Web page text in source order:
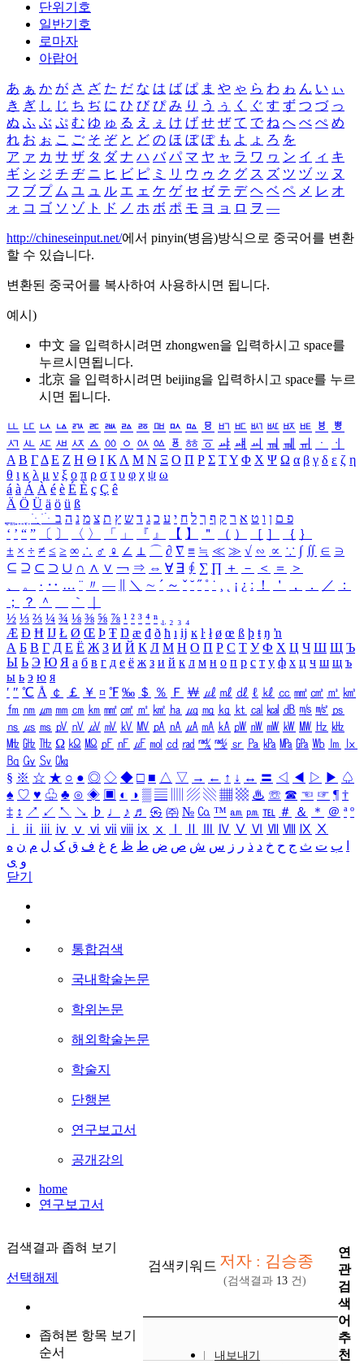
단위기호
일반기호
로마자
아랍어
あ ぁ か が さ ざ た だ な は ば ぱ ま や ゃ ら わ ゎ ん い ぃ
き ぎ し じ ち ぢ に ひ び ぴ み り う ぅ く ぐ す ず つ づ っ
ぬ ふ ぶ ぷ む ゆ ゅ る え ぇ け げ せ ぜ て で ね へ べ ぺ め
れ お ぉ こ ご そ ぞ と ど の ほ ぼ ぽ も よ ょ ろ を
ア ァ カ サ ザ タ ダ ナ ハ バ パ マ ヤ ャ ラ ワ ヮ ン イ ィ キ
ギ シ ジ チ ヂ ニ ヒ ビ ピ ミ リ ウ ゥ ク グ ス ズ ツ ヅ ッ ヌ
フ ブ プ ム ユ ュ ル エ ェ ケ ゲ セ ゼ テ デ ヘ ベ ペ メ レ オ
ォ コ ゴ ソ ゾ ト ド ノ ホ ボ ポ モ ヨ ョ ロ ヲ ―
http://chineseinput.net/에서 pinyin(병음)방식으로 중국어를 변환
할 수 있습니다.
변환된 중국어를 복사하여 사용하시면 됩니다.
예시)
中文 을 입력하시려면 zhongwen을 입력하시고 space를
누르시면됩니다.
北京 을 입력하시려면 beijing을 입력하시고 space를 누르
시면 됩니다.
ㅥ ㅦ ㅧ ㅨ ㅩ ㅪ ㅫ ㅬ ㅭ ㅮ ㅯ ㅰ ㅱ ㅲ ㅳ ㅴ ㅵ ㅶ ㅷ ㅸ
ㅹ
ㅺ ㅻ ㅼ ㅽ ㅾ ㅿ ㆀ ㆁ ㆂ ㆃ ㆄ ㆅ ㆆ ㆇ ㆈ ㆉ ㆊ ㆋ ㆌ ㆍ
ㆎ
Α Β ΓΔ Ε Ζ Η Θ Ι ΚΛ Μ Ν Ξ Ο Π Ρ Σ ΤΥ Φ Χ Ψ Ω α β γ δ ε ζ η
θ ι κ λ μ ν ξ ο π ρ σ τ υ φ χ ψ ω
á à Á À é è É È ç Ç ê
Ä Ö Ü ä ö ü ß
ִֶֹ ֻּ ׁׂ פ ם ן ו ט א ר ק ף ך ל ח י ע כ ג ד ש ץ ת צ מ נ ה ב
‘ ’ “ ” 〔 〕 〈 〉 「 」 『 』 【 】 ＂ （ ） ［ ］ ｛ ｝
± × ÷ ≠ ≤ ≥ ∞ ∴ ♂ ♀ ∠ ⊥ ⌒ ∂ ∇ ≡ ≒ ≪ ≫ √ ∽ ∝ ∵ ∫ ∬ ∈ ∋
⊆ ⊇ ⊂ ⊃ ∪ ∩ ∧ ∨ ￢ ⇒ ⇔ ∀ ∃ ∮ ∑ ∏ ＋ － ＜ ＝
＞
、
。 · ‥ … ¨ 〃 ― ＼ ∼ ´ ～ ˇ ˘ ˝ ˚ ˙ ¸ ¡ ¿ ː ！ ＇ ， ． ／
：
；
？ ＾ ｀
½ ⅓ ⅔ ¼ ¾ ⅛ ⅜ ⅝ ⅞ ¹ ² ³ ⁴ ⁿ ₁ ₂ ₃ ₄
Æ Ð Ħ Ĳ Ł Ø Œ Þ Ŧ Ŋ æ đ ð ħ ı ĳ ĸ ŀ ł ø œ ß þ ŧ ŋ ŉ
А Б В Г Д Е Ё Ж З И Й К Л М Н О П Р С Т У Ф Х Ц Ч Ш Щ Ъ
Ы Ь Э Ю Я а б в г д е ё ж з и й к л м н о п р с т у ф х ц ч ш щ ъ
ы ь э ю я
′ ″ ℃ Å ￠ ￡ ￥ ¤ ℉ ‰ ＄ ％ Ｆ ￦ ㎕ ㎖ ㎗ ℓ ㎘ ㏄ ㎣ ㎤ ㎥ ㎦
㎙ ㎚ ㎛ ㎜ ㎝ ㎞ ㎟ ㎠ ㎡ ㎢ ㏊ ㎍ ㎎ ㎏ ㏏ ㎈ ㎉ ㏈ ㎧ ㎨ ㎰
㎱ ㎲ ㎳ ㎴ ㎵ ㎶ ㎷ ㎸ ㎹ ㎀ ㎁ ㎂ ㎃ ㎄ ㎺ ㎻ ㎽ ㎾ ㎿ ㎐ ㎑
㎒ ㎓ ㎔ Ω ㏀ ㏁ ㎊ ㎋ ㎌ ㏖ ㏅ ㎭ ㎮ ㎯ ㏛ ㎩ ㎪ ㎫ ㎬ ㏝ ㏐
㏓
㏃ ㏉ ㏜ ㏆
§ ※ ☆ ★ ○ ● ◎ ◇ ◆ □ ■ △ ▽ → ← ↑ ↓ ↔ 〓 ◁ ◀ ▷ ▶ ♤
♠ ♡ ♥ ♧ ♣ ⊙ ◈ ▣ ◐ ◑ ▒ ▤ ▨ ▧ ▦ ▩ ♨ ☏ ☎ ☜ ☞ ¶ †
‡ ↕ ↗ ↙ ↖ ↘ ♭ ♩ ♪ ♬ ㉿ ㈜ № ㏇ ™ ㏂ ㏘ ℡ ＃ ＆ ＊ ＠ ª º
ⅰ
ⅱ ⅲ ⅳ ⅴ ⅵ ⅶ ⅷ ⅸ ⅹ Ⅳ Ⅴ Ⅵ Ⅶ Ⅷ Ⅸ Ⅹ
ب ت ث ج ح خ د ذ ر ز س ش ص ض ط ظ ع غ ف ق ک ل م ن ه
و ی
닫기
통합검색
국내학술논문
학위논문
해외학술논문
학술지
단행본
연구보고서
공개강의
home
연구보고서
검색결과 좁혀 보기
선택해제
좁혀본 항목 보기
순서
검색키워드 저자 : 김승종
(검색결과 13 건)
내보내기
연
관
검
색
어
추
천